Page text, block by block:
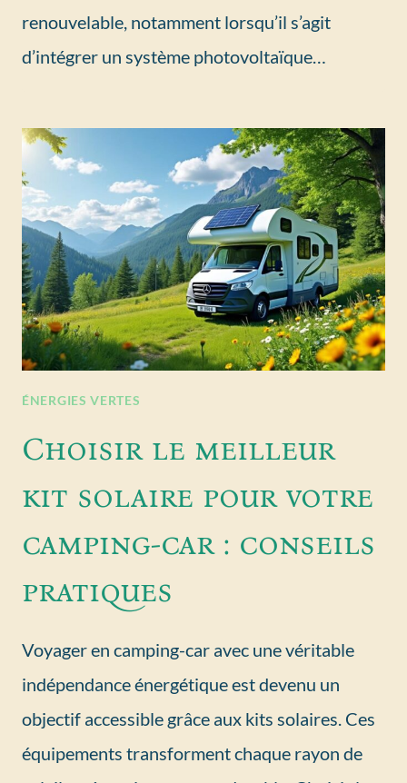
renouvelable, notamment lorsqu’il s’agit
d’intégrer un système photovoltaïque…
ÉNERGIES VERTES
Choisir le meilleur
kit solaire pour votre
camping-car : conseils
pratiques
Voyager en camping-car avec une véritable
indépendance énergétique est devenu un
objectif accessible grâce aux kits solaires. Ces
équipements transforment chaque rayon de